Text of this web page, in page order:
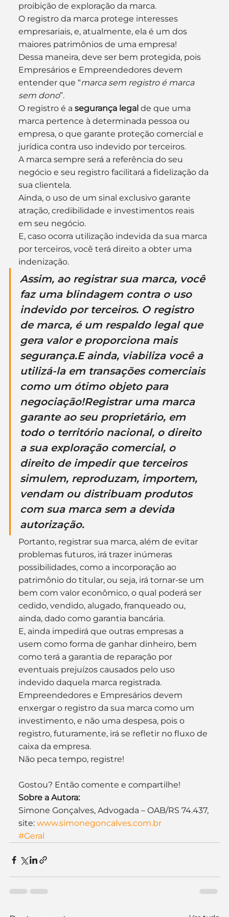
proibição de exploração da marca.
O registro da marca protege interesses
empresariais, e, atualmente, ela é um dos
maiores patrimônios de uma empresa!
Dessa maneira, deve ser bem protegida, pois
Empresários e Empreendedores devem
entender que “marca sem registro é marca
sem dono”.
O registro é a segurança legal de que uma
marca pertence à determinada pessoa ou
empresa, o que garante proteção comercial e
jurídica contra uso indevido por terceiros.
A marca sempre será a referência do seu
negócio e seu registro facilitará a fidelização da
sua clientela.
Ainda, o uso de um sinal exclusivo garante
atração, credibilidade e investimentos reais
em seu negócio.
E, caso ocorra utilização indevida da sua marca
por terceiros, você terá direito a obter uma
indenização.
Assim, ao registrar sua marca, você
faz uma blindagem contra o uso
indevido por terceiros. O registro
de marca, é um respaldo legal que
gera valor e proporciona mais
segurança.E ainda, viabiliza você a
utilizá-la em transações comerciais
como um ótimo objeto para
negociação!Registrar uma marca
garante ao seu proprietário, em
todo o território nacional, o direito
a sua exploração comercial, o
direito de impedir que terceiros
simulem, reproduzam, importem,
vendam ou distribuam produtos
com sua marca sem a devida
autorização.
Portanto, registrar sua marca, além de evitar
problemas futuros, irá trazer inúmeras
possibilidades, como a incorporação ao
patrimônio do titular, ou seja, irá tornar-se um
bem com valor econômico, o qual poderá ser
cedido, vendido, alugado, franqueado ou,
ainda, dado como garantia bancária.
E, ainda impedirá que outras empresas a
usem como forma de ganhar dinheiro, bem
como terá a garantia de reparação por
eventuais prejuízos causados pelo uso
indevido daquela marca registrada.
Empreendedores e Empresários devem
enxergar o registro da sua marca como um
investimento, e não uma despesa, pois o
registro, futuramente, irá se refletir no fluxo de
caixa da empresa.
Não peca tempo, registre!
Gostou? Então comente e compartilhe!
Sobre a Autora:
Simone Gonçalves, Advogada – OAB/RS 74.437,
site: www.simonegoncalves.com.br
#Geral